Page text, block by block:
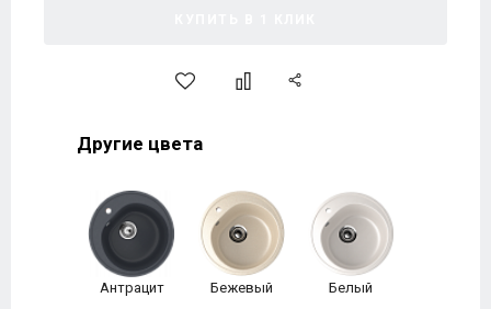
Другие цвета
Антрацит Бежевый Белый